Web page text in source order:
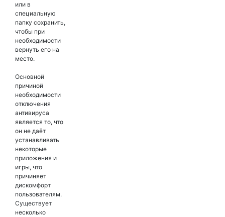
или в
специальную
папку сохранить,
чтобы при
необходимости
вернуть его на
место.
Основной
причиной
необходимости
отключения
антивируса
является то, что
он не даёт
устанавливать
некоторые
приложения и
игры, что
причиняет
дискомфорт
пользователям.
Существует
несколько